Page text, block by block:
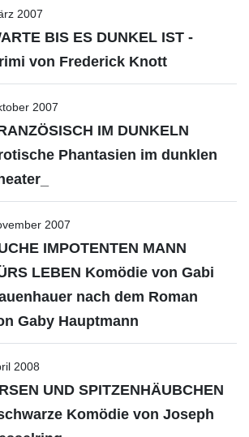
2007
BIS ES DUNKEL IST -
von Frederick Knott
2007
IM DUNKELN
Phantasien im dunklen
2007
IMPOTENTEN MANN
LEBEN Komödie von Gabi
nach dem Roman
Gaby Hauptmann
2008
UND SPITZENHÄUBCHEN
Komödie von Joseph